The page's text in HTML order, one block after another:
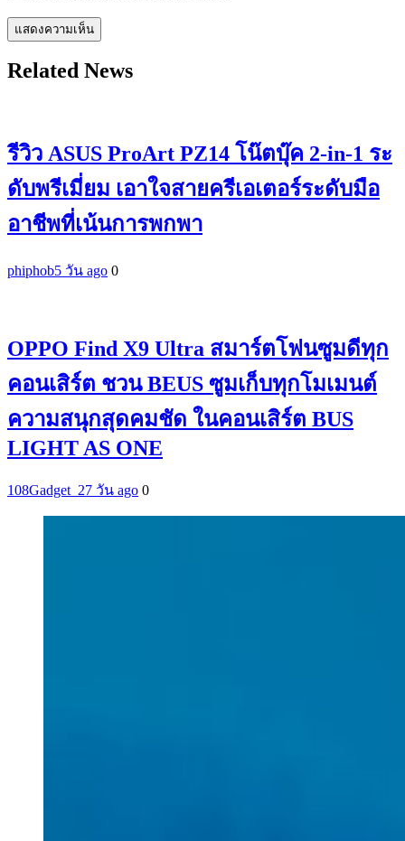
Related News
รีวิว ASUS ProArt PZ14 โน๊ตบุ๊ค 2-in-1 ระ
ดับพรีเมี่ยม เอาใจสายครีเอเตอร์ระดับมือ
อาชีพที่เน้นการพกพา
phiphob5 วัน ago 0
OPPO Find X9 Ultra สมาร์ตโฟนซูมดีทุก
คอนเสิร์ต ชวน BEUS ซูมเก็บทุกโมเมนต์
ความสนุกสุดคมชัด ในคอนเสิร์ต BUS
LIGHT AS ONE
108Gadget_27 วัน ago 0